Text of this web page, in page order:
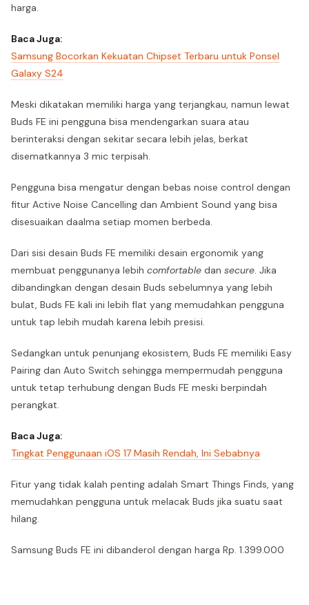
harga.
Baca Juga:
Samsung Bocorkan Kekuatan Chipset Terbaru untuk Ponsel
Galaxy S24
Meski dikatakan memiliki harga yang terjangkau, namun lewat
Buds FE ini pengguna bisa mendengarkan suara atau
berinteraksi dengan sekitar secara lebih jelas, berkat
disematkannya 3 mic terpisah.
Pengguna bisa mengatur dengan bebas noise control dengan
fitur Active Noise Cancelling dan Ambient Sound yang bisa
disesuaikan daalma setiap momen berbeda.
Dari sisi desain Buds FE memiliki desain ergonomik yang
membuat penggunanya lebih comfortable dan secure. Jika
dibandingkan dengan desain Buds sebelumnya yang lebih
bulat, Buds FE kali ini lebih flat yang memudahkan pengguna
untuk tap lebih mudah karena lebih presisi.
Sedangkan untuk penunjang ekosistem, Buds FE memiliki Easy
Pairing dan Auto Switch sehingga mempermudah pengguna
untuk tetap terhubung dengan Buds FE meski berpindah
perangkat.
Baca Juga:
Tingkat Penggunaan iOS 17 Masih Rendah, Ini Sebabnya
Fitur yang tidak kalah penting adalah Smart Things Finds, yang
memudahkan pengguna untuk melacak Buds jika suatu saat
hilang.
Samsung Buds FE ini dibanderol dengan harga Rp. 1.399.000